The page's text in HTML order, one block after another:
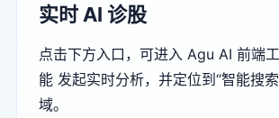
实时 AI 诊股
点击下方入口，可进入 Agu AI 前端
能 发起实时分析，并定位到“智能搜
域。